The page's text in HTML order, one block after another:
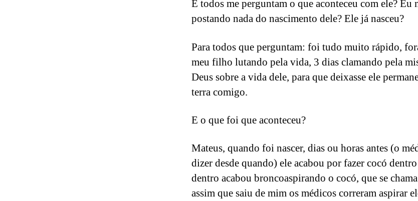
E todos me perguntam o que aconteceu com ele? Eu
postando nada do nascimento dele? Ele já nasceu?
Para todos que perguntam: foi tudo muito rápido,
meu filho lutando pela vida, 3 dias clamando pela
Deus sobre a vida dele, para que deixasse ele
terra comigo.
E o que foi que aconteceu?
Mateus, quando foi nascer, dias ou horas antes (o
dizer desde quando) ele acabou por fazer cocó
dentro acabou broncoaspirando o cocó, que se
assim que saiu de mim os médicos correram aspirar